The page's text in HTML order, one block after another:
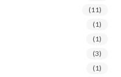
(11)
(1)
(1)
(3)
(1)